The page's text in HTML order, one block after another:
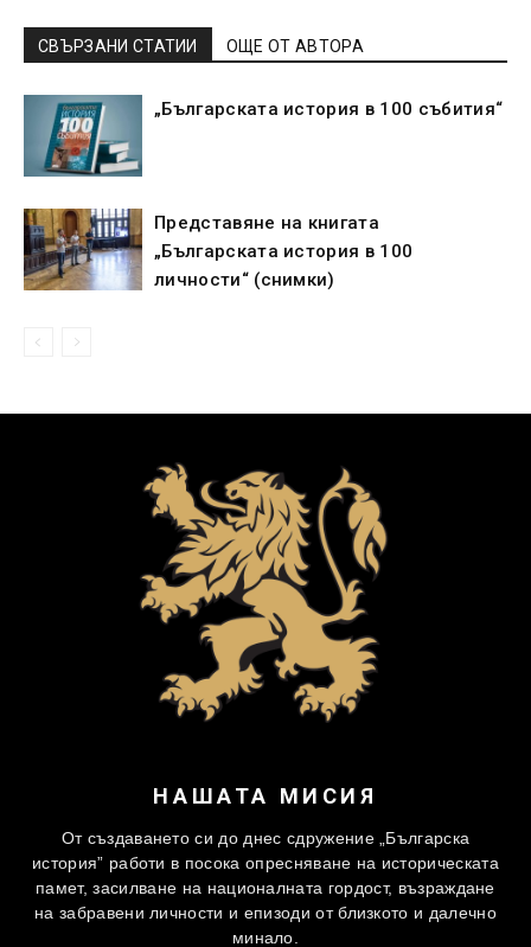
СВЪРЗАНИ СТАТИИ ОЩЕ ОТ АВТОРА
„Българската история в 100 събития“
Представяне на книгата
„Българската история в 100
личности“ (снимки)
НАШАТА МИСИЯ
От създаването си до днес сдружение „Българска
история” работи в посока опресняване на историческата
памет, засилване на националната гордост, възраждане
на забравени личности и епизоди от близкото и далечно
минало.